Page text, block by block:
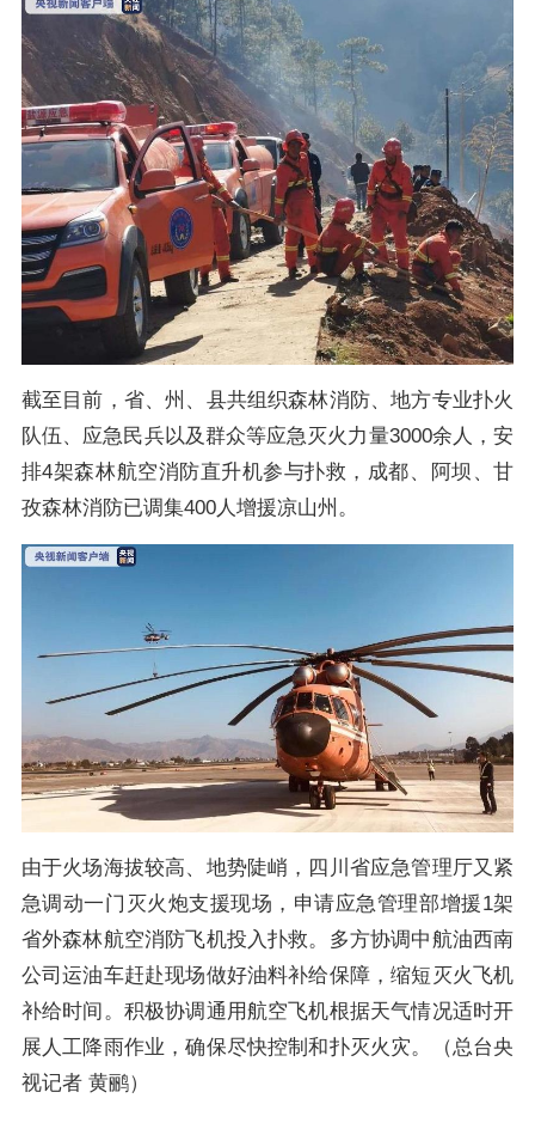
截至目前，省、州、县共组织森林消防、地方专业扑火
队伍、应急民兵以及群众等应急灭火力量3000余人，安
排4架森林航空消防直升机参与扑救，成都、阿坝、甘
孜森林消防已调集400人增援凉山州。
由于火场海拔较高、地势陡峭，四川省应急管理厅又紧
急调动一门灭火炮支援现场，申请应急管理部增援1架
省外森林航空消防飞机投入扑救。多方协调中航油西南
公司运油车赶赴现场做好油料补给保障，缩短灭火飞机
补给时间。积极协调通用航空飞机根据天气情况适时开
展人工降雨作业，确保尽快控制和扑灭火灾。（总台央
视记者 黄鹂）